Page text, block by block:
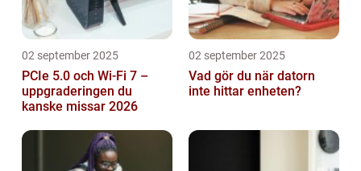
02 september 2025
PCIe 5.0 och Wi-Fi 7 –
uppgraderingen du
kanske missar 2026
02 september 2025
Vad gör du när datorn
inte hittar enheten?